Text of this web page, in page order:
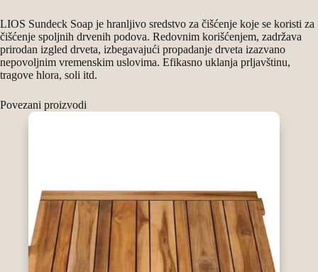
LIOS Sundeck Soap je hranljivo sredstvo za čišćenje koje se koristi za
čišćenje spoljnih drvenih podova. Redovnim korišćenjem, zadržava
prirodan izgled drveta, izbegavajući propadanje drveta izazvano
nepovoljnim vremenskim uslovima. Efikasno uklanja prljavštinu,
tragove hlora, soli itd.
Povezani proizvodi